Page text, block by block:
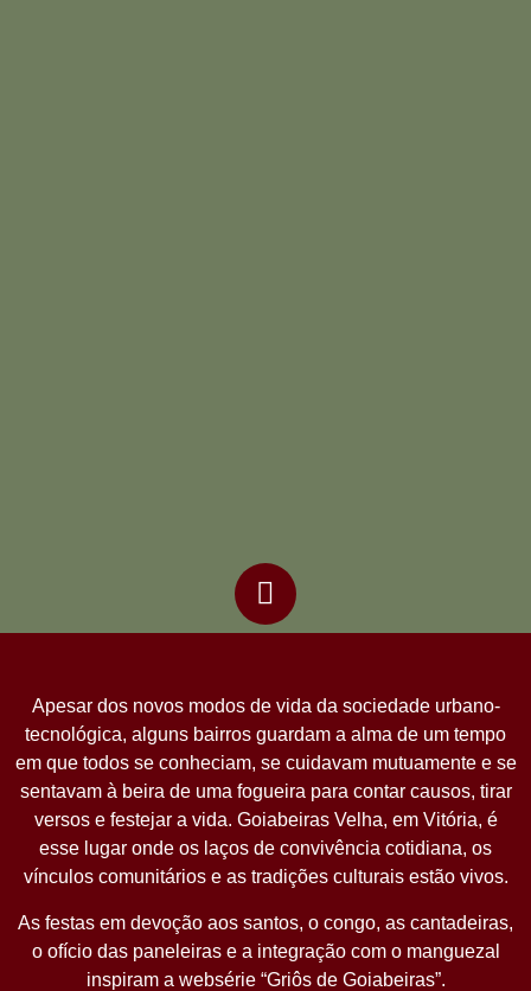
Apesar dos novos modos de vida da sociedade urbano-
tecnológica, alguns bairros guardam a alma de um tempo
em que todos se conheciam, se cuidavam mutuamente e se
sentavam à beira de uma fogueira para contar causos, tirar
versos e festejar a vida. Goiabeiras Velha, em Vitória, é
esse lugar onde os laços de convivência cotidiana, os
vínculos comunitários e as tradições culturais estão vivos.
As festas em devoção aos santos, o congo, as cantadeiras,
o ofício das paneleiras e a integração com o manguezal
inspiram a websérie “Griôs de Goiabeiras”.